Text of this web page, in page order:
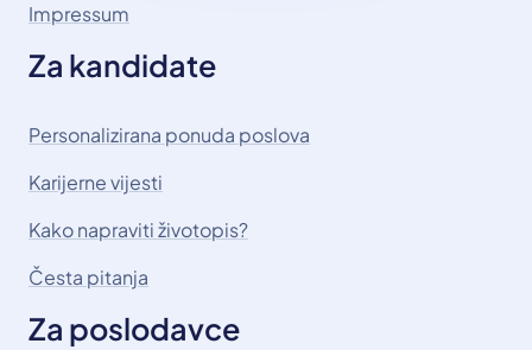
Impressum
Za kandidate
Personalizirana ponuda poslova
Karijerne vijesti
Kako napraviti životopis?
Česta pitanja
Za poslodavce